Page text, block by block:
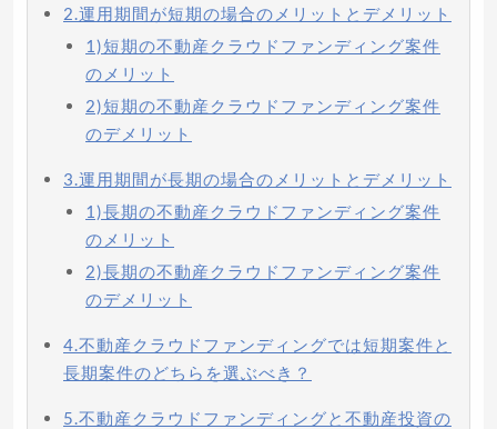
2.運用期間が短期の場合のメリットとデメリット
1)短期の不動産クラウドファンディング案件
のメリット
2)短期の不動産クラウドファンディング案件
のデメリット
3.運用期間が長期の場合のメリットとデメリット
1)長期の不動産クラウドファンディング案件
のメリット
2)長期の不動産クラウドファンディング案件
のデメリット
4.不動産クラウドファンディングでは短期案件と
長期案件のどちらを選ぶべき？
5.不動産クラウドファンディングと不動産投資の